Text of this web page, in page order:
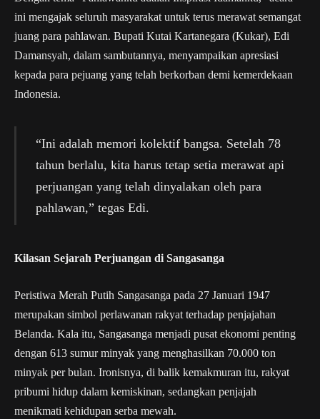
ini mengajak seluruh masyarakat untuk terus merawat semangat
juang para pahlawan. Bupati Kutai Kartanegara (Kukar), Edi
Damansyah, dalam sambutannya, menyampaikan apresiasi
kepada para pejuang yang telah berkorban demi kemerdekaan
Indonesia.
“Ini adalah memori kolektif bangsa. Setelah 78
tahun berlalu, kita harus tetap setia merawat api
perjuangan yang telah dinyalakan oleh para
pahlawan,” tegas Edi.
Kilasan Sejarah Perjuangan di Sangasanga
Peristiwa Merah Putih Sangasanga pada 27 Januari 1947
merupakan simbol perlawanan rakyat terhadap penjajahan
Belanda. Kala itu, Sangasanga menjadi pusat ekonomi penting
dengan 613 sumur minyak yang menghasilkan 70.000 ton
minyak per bulan. Ironisnya, di balik kemakmuran itu, rakyat
pribumi hidup dalam kemiskinan, sedangkan penjajah
menikmati kehidupan serba mewah.